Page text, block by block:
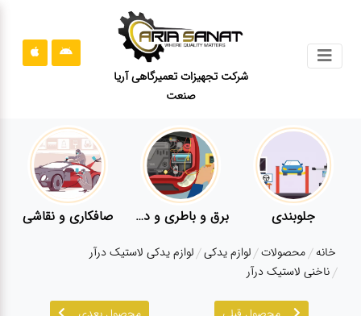
شرکت تجهیزات تعمیرگاهی آریا
صنعت
قوانین
سایت
ارتباط
درباره
ما
جلوبندی برق و باطری و دیاگ صافکاری و نقاشی
خانه محصولات لوازم یدکی لوازم یدکی لاستیک درآر
ناخنی لاستیک درآر